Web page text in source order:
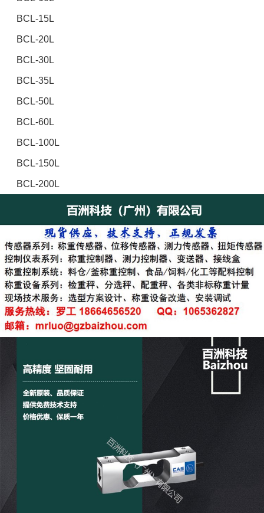
BCL-15L
BCL-20L
BCL-30L
BCL-35L
BCL-50L
BCL-60L
BCL-100L
BCL-150L
BCL-200L